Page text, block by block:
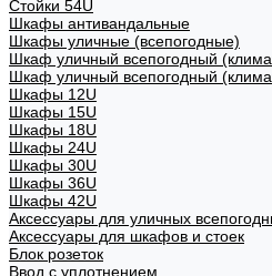
Стойки 54U
Шкафы антивандальные
Шкафы уличные (всепогодные)
Шкаф уличный всепогодный
Шкаф уличный всепогодный
Шкафы 12U
Шкафы 15U
Шкафы 18U
Шкафы 24U
Шкафы 30U
Шкафы 36U
Шкафы 42U
Аксессуары для уличных
Аксессуары для шкафов и стоек
Блок розеток
Ввод с уплотнением